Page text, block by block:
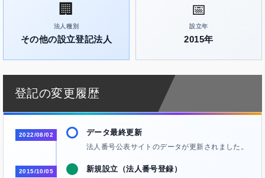
🏢
法人種別
その他の設立登記法人
📅
設立年
2015年
登記の変更履歴
2022/08/02 データ最終更新
法人番号公表サイトのデータが更新されました。
2015/10/05 新規設立（法人番号登録）